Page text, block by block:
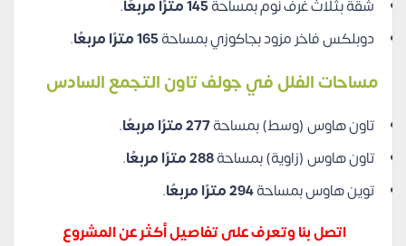
شقة بثلاث غرف نوم بمساحة145 مترًا مربعًا
.
دوبلكس فاخر مزود بجاكوزي بمساحة165 مترًا مربعًا .
مساحات الفلل في جولف تاون التجمع السادس
تاون هاوس (وسط) بمساحة277 مترًا مربعًا
.
تاون هاوس (زاوية) بمساحة288 مترًا مربعًا
.
توين هاوس بمساحة294 مترًا مربعًا
.
اتصل بنا وتعرف على تفاصيل أكثر عن المشروع